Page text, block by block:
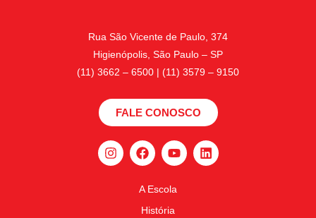
Rua São Vicente de Paulo, 374
Higienópolis, São Paulo – SP
(11) 3662 – 6500 | (11) 3579 – 9150
FALE CONOSCO
A Escola
História